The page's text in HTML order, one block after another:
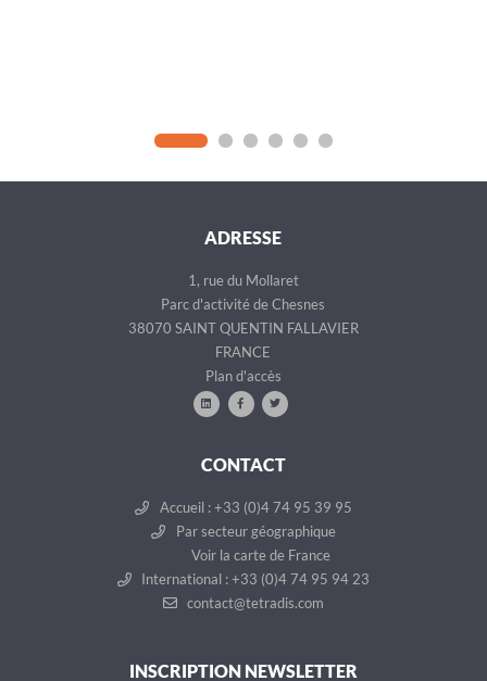
ADRESSE
1, rue du Mollaret
Parc d'activité de Chesnes
38070 SAINT QUENTIN FALLAVIER
FRANCE
Plan d'accès
CONTACT
Accueil : +33 (0)4 74 95 39 95
Par secteur géographique
Voir la carte de France
International : +33 (0)4 74 95 94 23
contact@tetradis.com
INSCRIPTION NEWSLETTER